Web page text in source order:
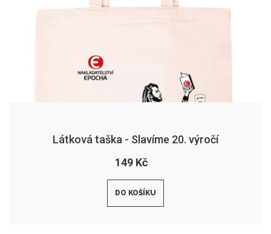
Látková taška - Slavíme 20. výročí
149 Kč
DO KOŠÍKU